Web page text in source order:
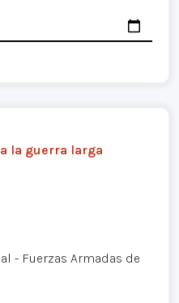
la guerra larga
- Fuerzas Armadas de